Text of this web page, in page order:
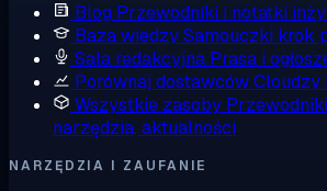
Blog Przewodniki i notatki
Baza wiedzySamouczki krok
Sala redakcyjna Prasa i
Porównaj dostawcówCloudzy
Wszystkie zasoby
narzędzia, aktualności
NARZĘDZIA I ZAUFANIE